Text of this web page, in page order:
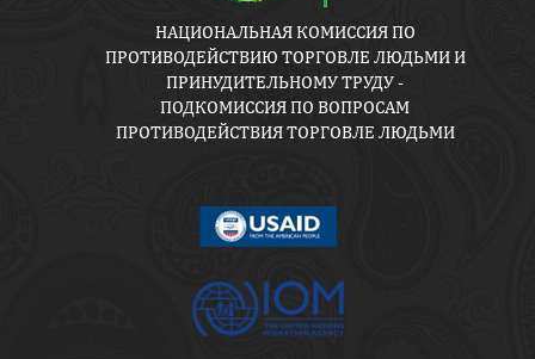
НАЦИОНАЛЬНАЯ КОМИССИЯ ПО
ПРОТИВОДЕЙСТВИЮ ТОРГОВЛЕ ЛЮДЬМИ И
ПРИНУДИТЕЛЬНОМУ ТРУДУ -
ПОДКОМИССИЯ ПО ВОПРОСАМ
ПРОТИВОДЕЙСТВИЯ ТОРГОВЛЕ ЛЮДЬМИ